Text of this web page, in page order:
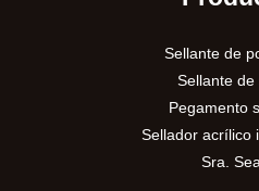
Sellante de
Sellante de
Pegamento
Sellador acrílico
Sra.